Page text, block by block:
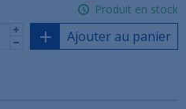
Produit en stock
Ajouter au panier